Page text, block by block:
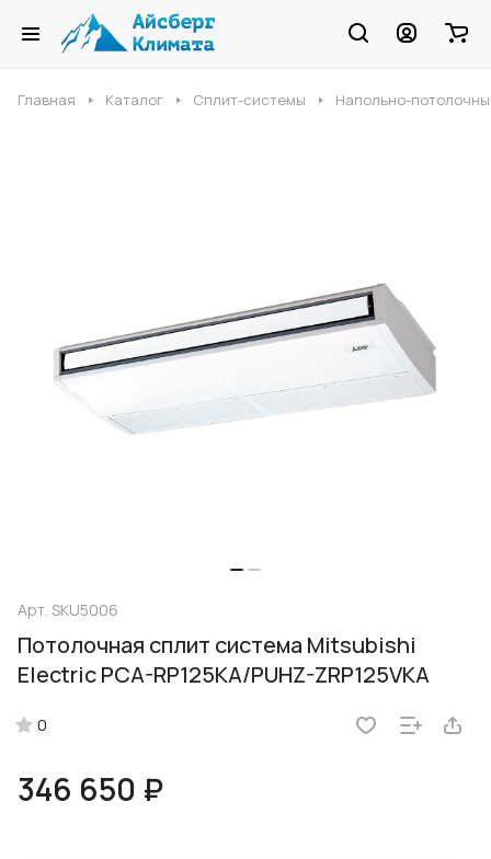
Главная Каталог Сплит-системы Напольно-
Арт. SKU5006
Потолочная сплит система Mitsubishi
Electric PCA-RP125KA/PUHZ-ZRP125VKA
0
346 650 ₽